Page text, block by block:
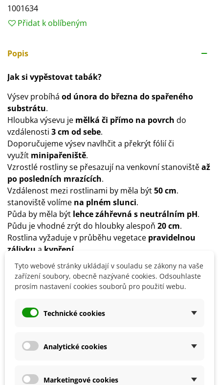
1001634
Přidat k oblíbeným
Popis
Jak si vypěstovat tabák?
Výsev probíhá od února do března do spařeného
substrátu.
Hloubka výsevu je mělká či přímo na povrch do
vzdálenosti 3 cm od sebe.
Doporučujeme výsev navlhčit a překrýt fólií či
využít minipařeniště.
Vzrostlé rostliny se přesazují na venkovní stanovištěaž
po posledních mrazících.
Vzdálenost mezi rostlinami by měla být50 cm.
stanoviště volíme na plném slunci.
Půda by měla být lehce záhřevná s neutrálním pH.
Půdu je vhodné zrýt do hloubky alespoň 20 cm.
Rostlina vyžaduje v průběhu vegetace pravidelnou
zálivku a kypření.
Detaily produktu
SOUVISEJÍCÍ PRODUKTY
Tyto webové stránky ukládají v souladu se zákony na vaše
zařízení soubory, obecně nazývané cookies. Odsouhlaste
prosím nastavení cookies souborů pro použití webu.
Technické cookies
Analytické cookies
Marketingové cookies